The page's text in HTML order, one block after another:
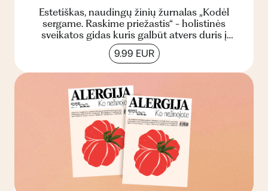
Estetiškas, naudingų žinių žurnalas „Kodėl
sergame. Raskime priežastis“ - holistinės
sveikatos gidas kuris galbūt atvers duris į
kitokį suvokimą apie...
9.99 EUR